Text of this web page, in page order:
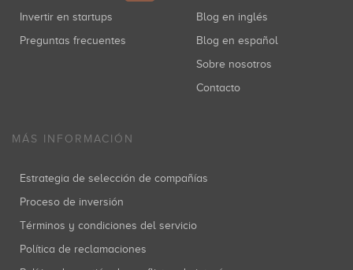
Invertir en startups
Preguntas frecuentes
Blog en inglés
Blog en español
Sobre nosotros
Contacto
MÁS INFORMACIÓN
Estrategia de selección de compañías
Proceso de inversión
Términos y condiciones del servicio
Política de reclamaciones